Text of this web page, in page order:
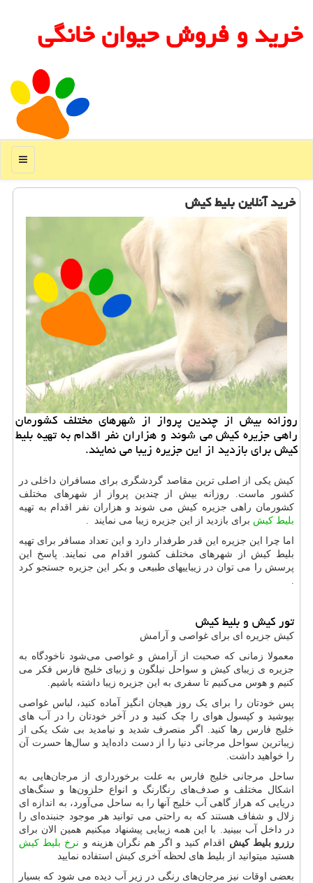
خرید و فروش حیوان خانگی
منو
خرید آنلاین بلیط كیش
روزانه بیش از چندین پرواز از شهرهای مختلف كشورمان
راهی جزیره كیش می شوند و هزاران نفر اقدام به تهیه بلیط
كیش برای بازدید از این جزیره زیبا می نمایند.
کیش یکی از اصلی ترین مقاصد گردشگری برای مسافران داخلی در
کشور ماست. روزانه بیش از چندین پرواز از شهرهای مختلف
کشورمان راهی جزیره کیش می شوند و هزاران نفر اقدام به تهیه
بلیط کیش برای بازدید از این جزیره زیبا می نمایند .
اما چرا این جزیره این قدر طرفدار دارد و این تعداد مسافر برای تهیه
بلیط کیش از شهرهای مختلف کشور اقدام می نمایند. پاسخ این
پرسش را می توان در زیباییهای طبیعی و بکر این جزیره جستجو کرد
تور کیش و بلیط کیش
کیش جزیره ای برای غواصی و آرامش
معمولا زمانی که صحبت از آرامش و غواصی می‌شود ناخودگاه به
جزیره ی زیبای کیش و سواحل نیلگون و زبیای خلیج فارس فکر می
کنیم و هوس می‌کنیم تا سفری به این جزیره زیبا داشته باشیم.
پس خودتان را برای یک روز هیجان انگیز آماده کنید، لباس غواصی
بپوشید و کپسول هوای را چک کنید و در آخر خودتان را در آب های
خلیج فارس رها کنید. اگر منصرف شدید و نیامدید بی شک یکی از
زیباترین سواحل مرجانی دنیا را از دست داده‌اید و سال‌ها حسرت آن
را خواهید داشت.
ساحل مرجانی خلیج فارس به علت برخورداری از مرجان‌هایی به
اشکال مختلف و صدف‌های رنگارنگ و انواع حلزون‌ها و سنگ‌های
دریایی که هراز گاهی آب خلیج آنها را به ساحل می‌آورد، به اندازه ای
زلال و شفاف هستند که به راحتی می توانید هر موجود جنبنده‌ای را
در داخل آب ببینید. با این همه زیبایی پیشنهاد میکنیم همین الان برای
رزرو بلیط کیش اقدام کنید و اگر هم نگران هزینه و نرخ بلیط کیش
هستید میتوانید از بلیط های لحظه آخری کیش استفاده نمایید
بعضی اوقات نیز مرجان‌های رنگی در زیر آب دیده می شود که بسیار